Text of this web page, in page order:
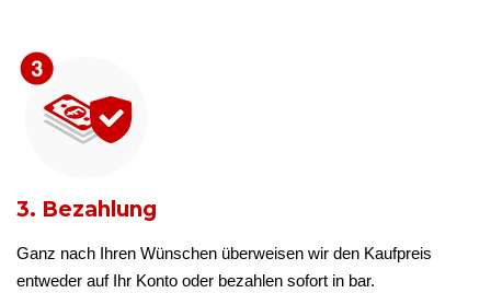
3. Bezahlung
Ganz nach Ihren Wünschen überweisen wir den Kaufpreis
entweder auf Ihr Konto oder bezahlen sofort in bar.